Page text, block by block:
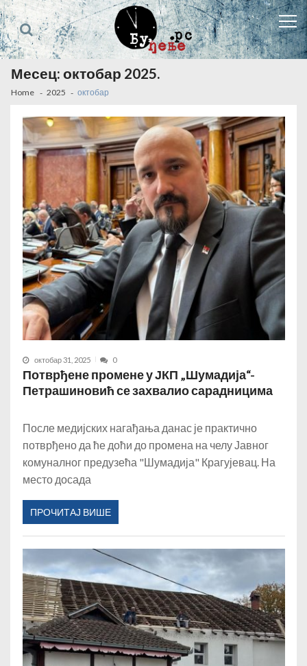
Skip
to
navigation
Skip
to
content
Месец:октобар 2025.
Home 2025 октобар
октобар 31, 2025 0
Потврђене промене у ЈКП „Шумадија“-
Петрашиновић се захвалио сарадницима
После медијских нагађања данас је практично
потврђено да ће доћи до промена на челу Јавног
комуналног предузећа "Шумадија" Крагујевац. На
место досада
ПРОЧИТАЈ ВИШЕ